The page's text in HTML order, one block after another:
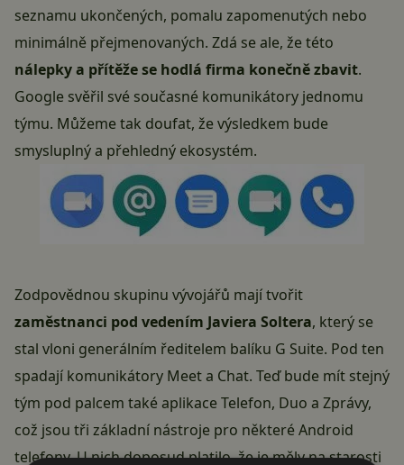
seznamu ukončených, pomalu zapomenutých nebo
minimálně přejmenovaných. Zdá se ale, že této
nálepky a přítěže se hodlá firma konečně zbavit.
Google svěřil své současné komunikátory jednomu
týmu. Můžeme tak doufat, že výsledkem bude
smysluplný a přehledný ekosystém.
Zodpovědnou skupinu vývojářů mají tvořit
zaměstnanci pod vedením Javiera Soltera, který se
stal vloni generálním ředitelem balíku G Suite. Pod ten
spadají komunikátory Meet a Chat. Teď bude mít stejný
tým pod palcem také aplikaceTelefon, Duo a Zprávy,
což jsou tři základní nástroje pro některé Android
telefony. U nich doposud platilo, že je měly na starosti